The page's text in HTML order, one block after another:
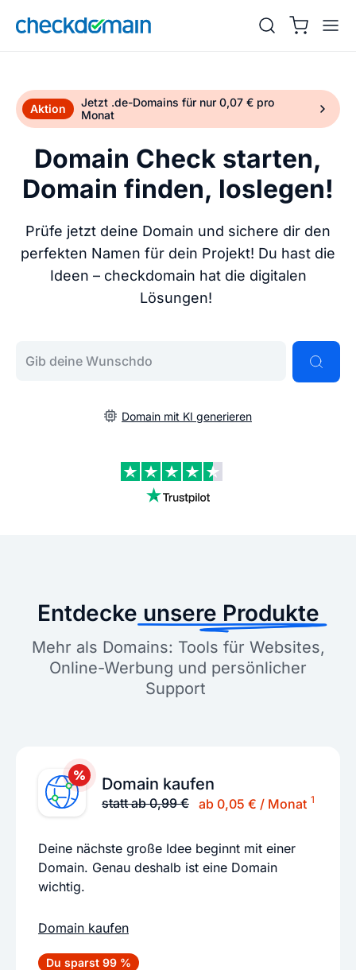
Aktion
Jetzt .de-Domains für nur 0,07 € pro
Monat
Domain Check starten,
Domain finden, loslegen!
Prüfe jetzt deine Domain und sichere dir den
perfekten Namen für dein Projekt! Du hast die
Ideen – checkdomain hat die digitalen
Lösungen!
Domain mit KI generieren
Entdecke unsere Produkte
Mehr als Domains: Tools für Websites,
Online-Werbung und persönlicher
Support
Domain kaufen
statt ab 0,99 € ab 0,05 € / Monat 1
Deine nächste große Idee beginnt mit einer
Domain. Genau deshalb ist eine Domain
wichtig.
Domain kaufen
Du sparst 99 %